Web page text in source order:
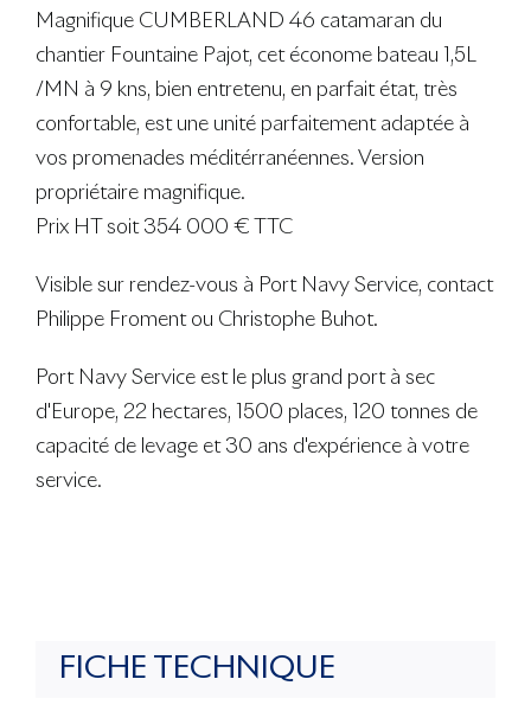
Magnifique CUMBERLAND 46 catamaran du
chantier Fountaine Pajot, cet économe bateau 1,5L
/MN à 9 kns, bien entretenu, en parfait état, très
confortable, est une unité parfaitement adaptée à
vos promenades méditérranéennes. Version
propriétaire magnifique.
Prix HT soit 354 000 € TTC
Visible sur rendez-vous à Port Navy Service, contact
Philippe Froment ou Christophe Buhot.
Port Navy Service est le plus grand port à sec
d'Europe, 22 hectares, 1500 places, 120 tonnes de
capacité de levage et 30 ans d'expérience à votre
service.
FICHE TECHNIQUE